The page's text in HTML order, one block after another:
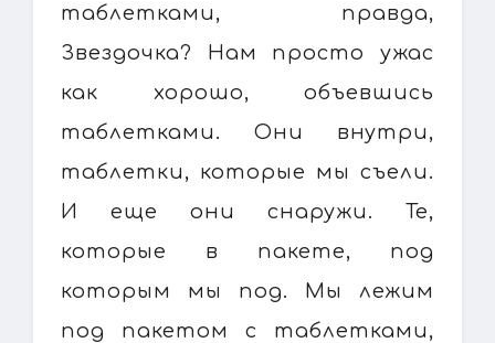
таблетками, правда,
Звездочка? Нам просто ужас
как хорошо, объевшись
таблетками. Они внутри,
таблетки, которые мы съели.
И еще они снаружи. Те,
которые в пакете, под
которым мы под. Мы лежим
под пакетом с таблетками,